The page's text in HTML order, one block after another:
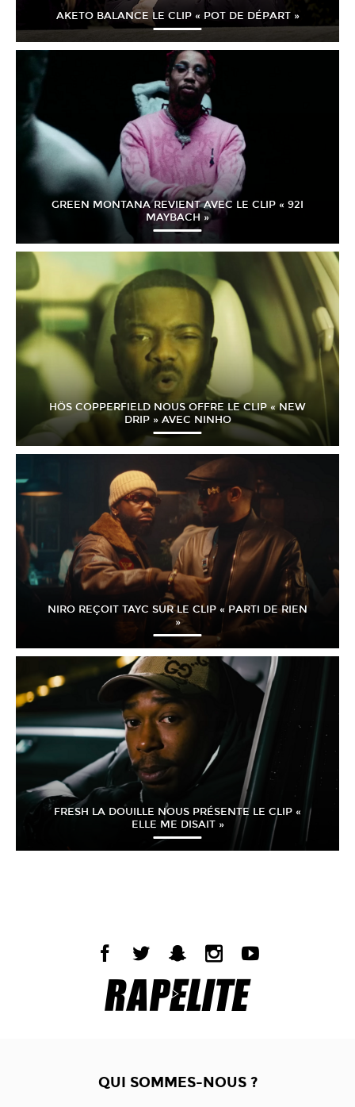
AKETO BALANCE LE CLIP « POT DE DÉPART »
GREEN MONTANA REVIENT AVEC LE CLIP « 92I
MAYBACH »
HÖS COPPERFIELD NOUS OFFRE LE CLIP « NEW
DRIP » AVEC NINHO
NIRO REÇOIT TAYC SUR LE CLIP « PARTI DE RIEN
»
FRESH LA DOUILLE NOUS PRÉSENTE LE CLIP «
ELLE ME DISAIT »
QUI SOMMES-NOUS ?